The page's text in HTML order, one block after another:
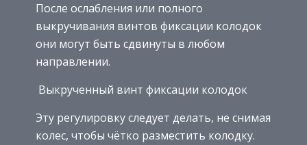
После ослабления или полного
выкручивания винтов фиксации колодок
они могут быть сдвинуты в любом
направлении.
Выкрученный винт фиксации колодок
Эту регулировку следует делать, не снимая
колес, чтобы чётко разместить колодку.